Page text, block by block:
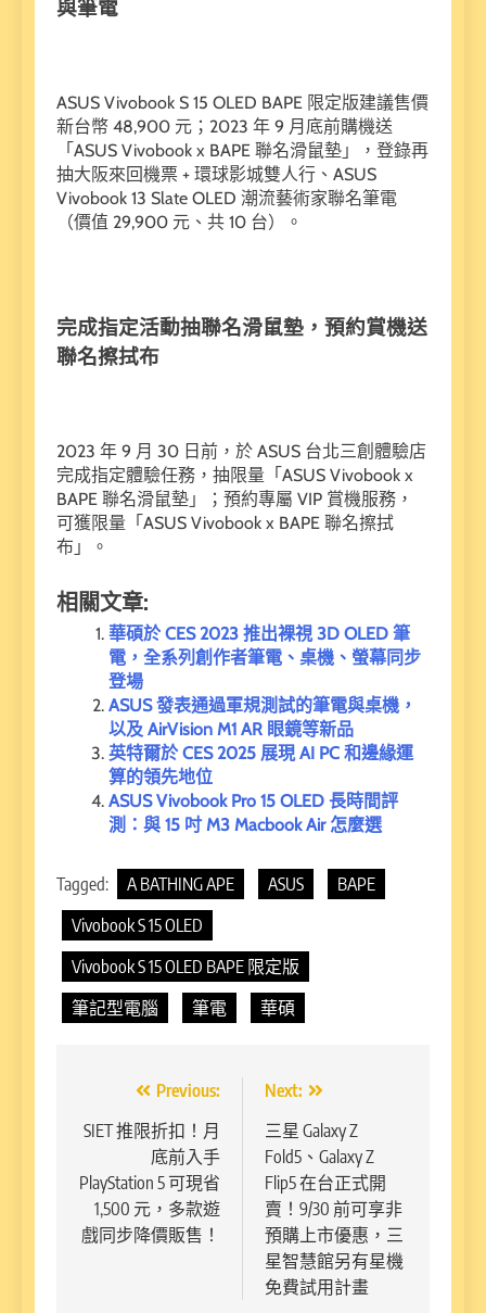
與筆電
ASUS Vivobook S 15 OLED BAPE 限定版建議售價
新台幣 48,900 元；2023 年 9 月底前購機送
「ASUS Vivobook x BAPE 聯名滑鼠墊」，登錄再
抽大阪來回機票 + 環球影城雙人行、ASUS
Vivobook 13 Slate OLED 潮流藝術家聯名筆電
（價值 29,900 元、共 10 台）。
完成指定活動抽聯名滑鼠墊，預約賞機送
聯名擦拭布
2023 年 9 月 30 日前，於 ASUS 台北三創體驗店
完成指定體驗任務，抽限量「ASUS Vivobook x
BAPE 聯名滑鼠墊」；預約專屬 VIP 賞機服務，
可獲限量「ASUS Vivobook x BAPE 聯名擦拭
布」。
相關文章:
華碩於 CES 2023 推出裸視 3D OLED 筆
電，全系列創作者筆電、桌機、螢幕同步
登場
ASUS 發表通過軍規測試的筆電與桌機，
以及 AirVision M1 AR 眼鏡等新品
英特爾於 CES 2025 展現 AI PC 和邊緣運
算的領先地位
ASUS Vivobook Pro 15 OLED 長時間評
測：與 15 吋 M3 Macbook Air 怎麼選
Tagged: A BATHING APE ASUS
BAPE
Vivobook S 15 OLED
Vivobook S 15 OLED BAPE 限定版
筆記型電腦
筆電 華碩
章
導
覽
Previous:
SIET 推限折扣！月
底前入手
PlayStation 5 可現省
1,500 元，多款遊
戲同步降價販售！
Next:
三星 Galaxy Z
Fold5、Galaxy Z
Flip5 在台正式開
賣！9/30 前可享非
預購上市優惠，三
星智慧館另有星機
免費試用計畫